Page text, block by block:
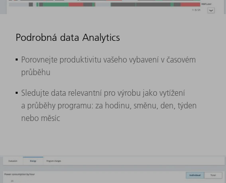
Podrobná data Analytics
Porovnejte produktivitu vašeho vybavení v časovém
průběhu
Sledujte data relevantní pro výrobu jako vytížení
a průběhy programu: za hodinu, směnu, den, týden
nebo měsíc